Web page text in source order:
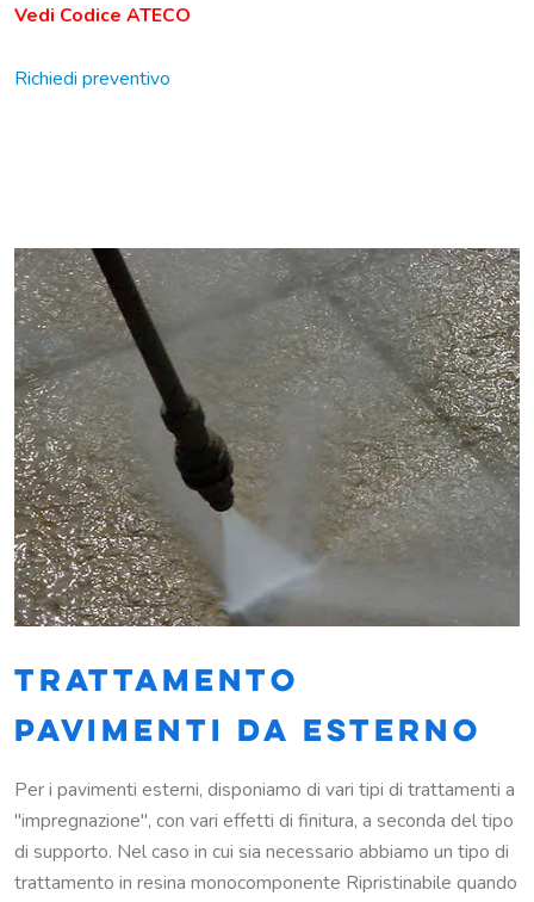
Vedi Codice ATECO
Richiedi preventivo
TRATTAMENTO
PAVIMENTI DA ESTERNO
Per i pavimenti esterni, disponiamo di vari tipi di trattamenti a
"impregnazione", con vari effetti di finitura, a seconda del tipo
di supporto. Nel caso in cui sia necessario abbiamo un tipo di
trattamento in resina monocomponente Ripristinabile quando